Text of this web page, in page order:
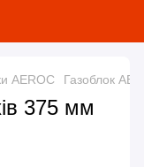
AEROC Газоблок
375 мм